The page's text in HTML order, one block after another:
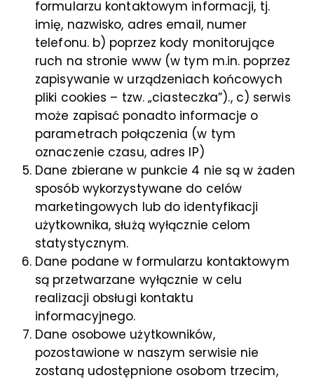
formularzu kontaktowym informacji, tj.
imię, nazwisko, adres email, numer
telefonu. b) poprzez kody monitorujące
ruch na stronie www (w tym m.in. poprzez
zapisywanie w urządzeniach końcowych
pliki cookies – tzw. „ciasteczka”)., c) serwis
może zapisać ponadto informacje o
parametrach połączenia (w tym
oznaczenie czasu, adres IP)
Dane zbierane w punkcie 4 nie są w żaden
sposób wykorzystywane do celów
marketingowych lub do identyfikacji
użytkownika, służą wyłącznie celom
statystycznym.
Dane podane w formularzu kontaktowym
są przetwarzane wyłącznie w celu
realizacji obsługi kontaktu
informacyjnego.
Dane osobowe użytkowników,
pozostawione w naszym serwisie nie
zostaną udostępnione osobom trzecim,